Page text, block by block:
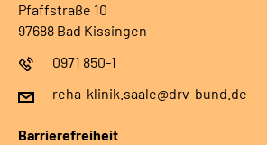
Pfaffstraße 10
97688 Bad Kissingen
0971 850-1
reha-klinik.saale@drv-bund.de
Barrierefreiheit